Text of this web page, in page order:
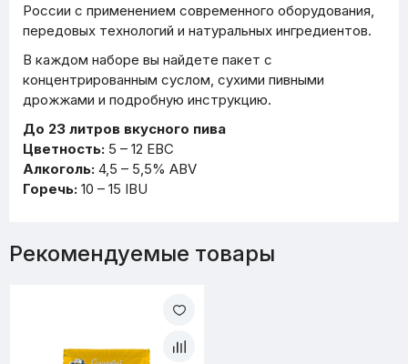
России с применением современного оборудования,
передовых технологий и натуральных ингредиентов.
В каждом наборе вы найдете пакет с
концентрированным суслом, сухими пивными
дрожжами и подробную инструкцию.
До 23 литров вкусного пива
Цветность: 5 – 12 EBC
Алкоголь: 4,5 – 5,5% ABV
Горечь: 10 – 15 IBU
Рекомендуемые товары